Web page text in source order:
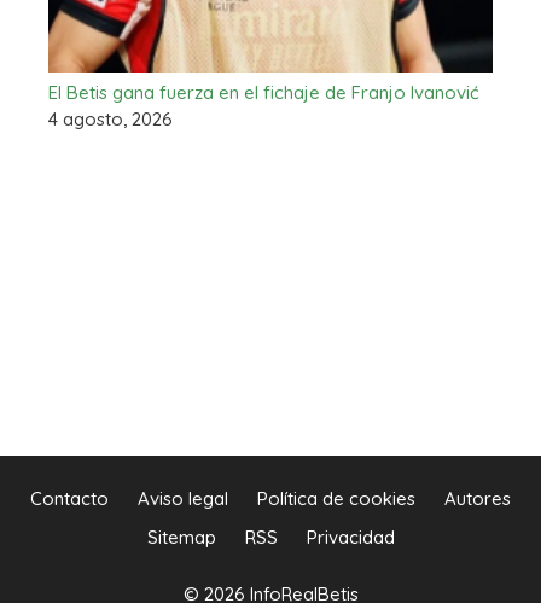
El Betis gana fuerza en el fichaje de Franjo Ivanović
4 agosto, 2026
Contacto Aviso legal Política de cookies
Autores
Sitemap
RSS Privacidad
© 2026 InfoRealBetis